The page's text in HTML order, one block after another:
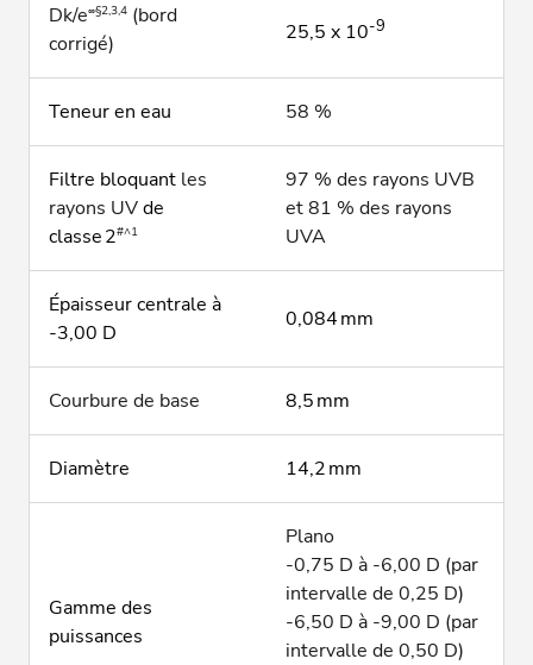
Dk/e∞§2,3,4 (bord
corrigé)
25,5 x 10-9
Teneur en eau 58 %
Filtre bloquant les
rayons UVde
classe 2#^1
97 % des rayons UVB
et 81 % des rayons
UVA
Épaisseur centrale à
-3,00 D
0,084 mm
Courbure de base 8,5 mm
Diamètre 14,2 mm
Gamme des
puissances
Plano
-0,75 D à -6,00 D (par
intervalle de 0,25 D)
-6,50 D à -9,00 D (par
intervalle de 0,50 D)